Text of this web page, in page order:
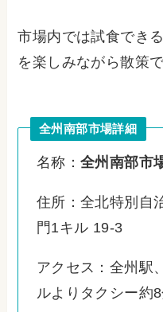
市場内では試食でき
を楽しみながら散策
全州南部市場詳細
名称： 全州南部市
住所：全北特別自
門1キル 19-3
アクセス：全州駅
ルよりタクシー約